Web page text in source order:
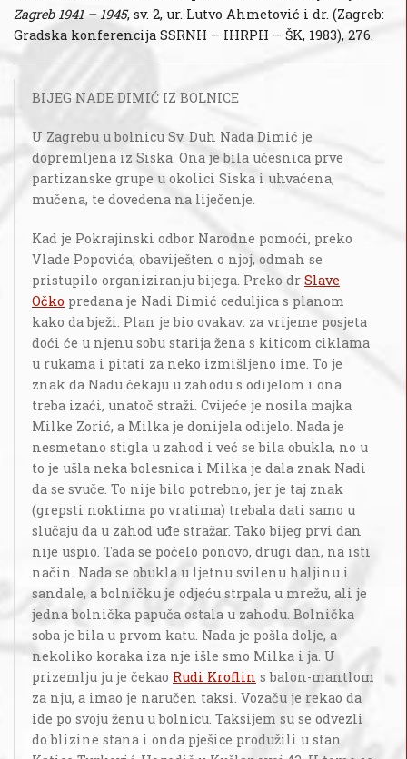
Zagreb 1941 – 1945, sv. 2, ur. Lutvo Ahmetović i dr. (Zagreb:
Gradska konferencija SSRNH – IHRPH – ŠK, 1983), 276.
BIJEG NADE DIMIĆ IZ BOLNICE
U Zagrebu u bolnicu Sv. Duh Nada Dimić je
dopremljena iz Siska. Ona je bila učesnica prve
partizanske grupe u okolici Siska i uhvaćena,
mučena, te dovedena na liječenje.
Kad je Pokrajinski odbor Narodne pomoći, preko
Vlade Popovića, obaviješten o njoj, odmah se
pristupilo organiziranju bijega. Preko dr Slave
Očko predana je Nadi Dimić ceduljica s planom
kako da bježi. Plan je bio ovakav: za vrijeme posjeta
doći će u njenu sobu starija žena s kiticom ciklama
u rukama i pitati za neko izmišljeno ime. To je
znak da Nadu čekaju u zahodu s odijelom i ona
treba izaći, unatoč straži. Cvijeće je nosila majka
Milke Zorić, a Milka je donijela odijelo. Nada je
nesmetano stigla u zahod i već se bila obukla, no u
to je ušla neka bolesnica i Milka je dala znak Nadi
da se svuče. To nije bilo potrebno, jer je taj znak
(grepsti noktima po vratima) trebala dati samo u
slučaju da u zahod uđe stražar. Tako bijeg prvi dan
nije uspio. Tada se počelo ponovo, drugi dan, na isti
način. Nada se obukla u ljetnu svilenu haljinu i
sandale, a bolničku je odjeću strpala u mrežu, ali je
jedna bolnička papuča ostala u zahodu. Bolnička
soba je bila u prvom katu. Nada je pošla dolje, a
nekoliko koraka iza nje išle smo Milka i ja. U
prizemlju ju je čekao Rudi Kroflin s balon-mantlom
za nju, a imao je naručen taksi. Vozaču je rekao da
ide po svoju ženu u bolnicu. Taksijem su se odvezli
do blizine stana i onda pješice produžili u stan